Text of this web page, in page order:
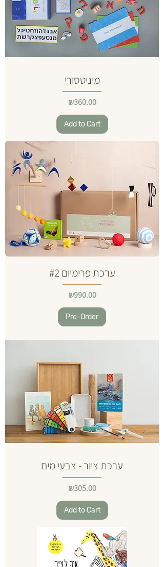
מיניטסורי
Price
₪360.00
Add to Cart
ערכת פרימיום #2
Price
₪990.00
Pre-Order
ערכת ציור - צבעי מים
Price
₪305.00
Add to Cart